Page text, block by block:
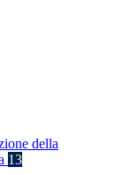
della
13